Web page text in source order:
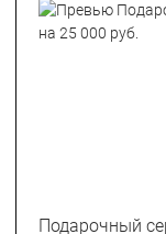
Подарочный